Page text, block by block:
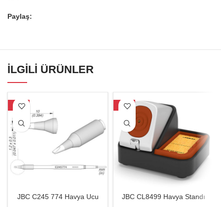
Paylaş:
İLGILI ÜRÜNLER
-27%
JBC C245 774 Havya Ucu
-25%
JBC CL8499 Havya Standı